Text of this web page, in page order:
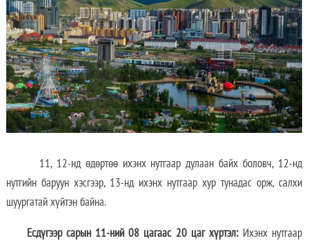
11, 12-нд өдөртөө ихэнх нутгаар дулаан байх боловч, 12-нд
нутгийн баруун хэсгээр, 13-нд ихэнх нутгаар хур тунадас орж, салхи
шуургатай хүйтэн байна.
Есдүгээр сарын 11-ний 08 цагаас 20 цаг хүртэл:Ихэнх нутгаар